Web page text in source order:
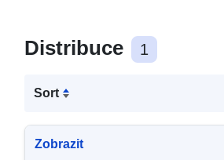
Distribuce 1
Sort
Zobrazit